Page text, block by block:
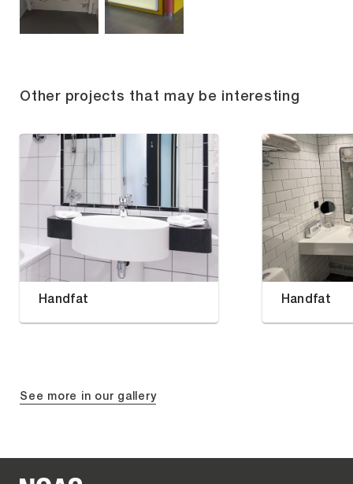
Other projects that may be interesting
Handfat Handfat
See more in our gallery